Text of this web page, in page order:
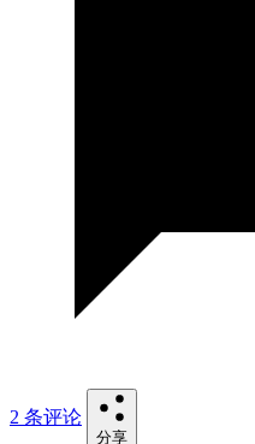
2 条评论
分享